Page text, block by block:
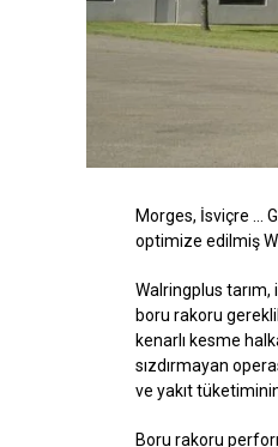
Morges, İsviçre …
optimize edilmiş
Walringplus tarım,
boru rakoru
kenarlı kesme
sızdırmayan
ve yakıt
Boru rakoru